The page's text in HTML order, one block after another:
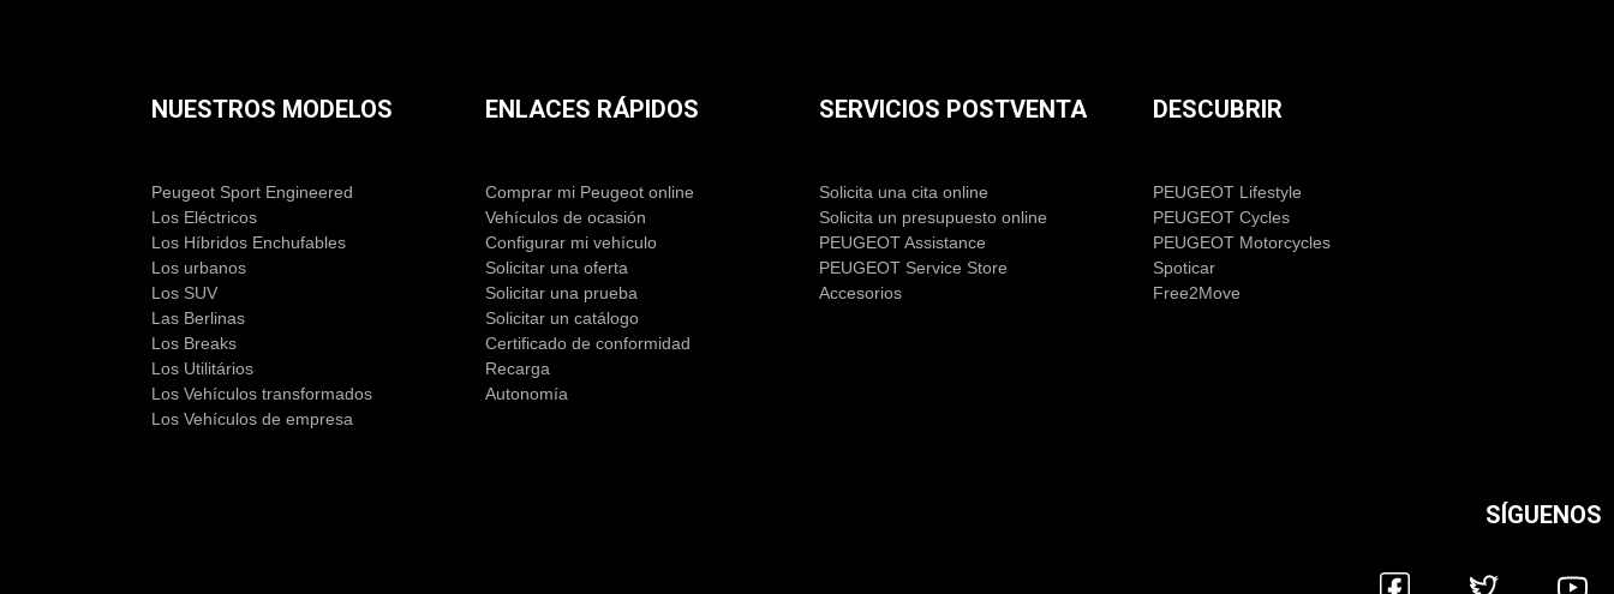
NUESTROS MODELOS
Peugeot Sport Engineered
Los Eléctricos
Los Híbridos Enchufables
Los urbanos
Los SUV
Las Berlinas
Los Breaks
Los Utilitários
Los Vehículos transformados
Los Vehículos de empresa
ENLACES RÁPIDOS
Comprar mi Peugeot online
Vehículos de ocasión
Configurar mi vehículo
Solicitar una oferta
Solicitar una prueba
Solicitar un catálogo
Certificado de conformidad
Recarga
Autonomía
SERVICIOS POSTVENTA
Solicita una cita online
Solicita un presupuesto online
PEUGEOT Assistance
PEUGEOT Service Store
Accesorios
DESCUBRIR
PEUGEOT Lifestyle
PEUGEOT Cycles
PEUGEOT Motorcycles
Spoticar
Free2Move
SÍGUENOS